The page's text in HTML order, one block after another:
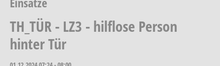
TH_TÜR - LZ3 - hilflose Person
hinter Tür